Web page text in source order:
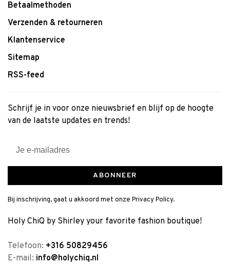
Betaalmethoden
Verzenden & retourneren
Klantenservice
Sitemap
RSS-feed
Schrijf je in voor onze nieuwsbrief en blijf op de hoogte
van de laatste updates en trends!
ABONNEER
Bij inschrijving, gaat u akkoord met onze Privacy Policy.
Holy ChiQ by Shirley your favorite fashion boutique!
Telefoon: +316 50829456
E-mail: info@holychiq.nl